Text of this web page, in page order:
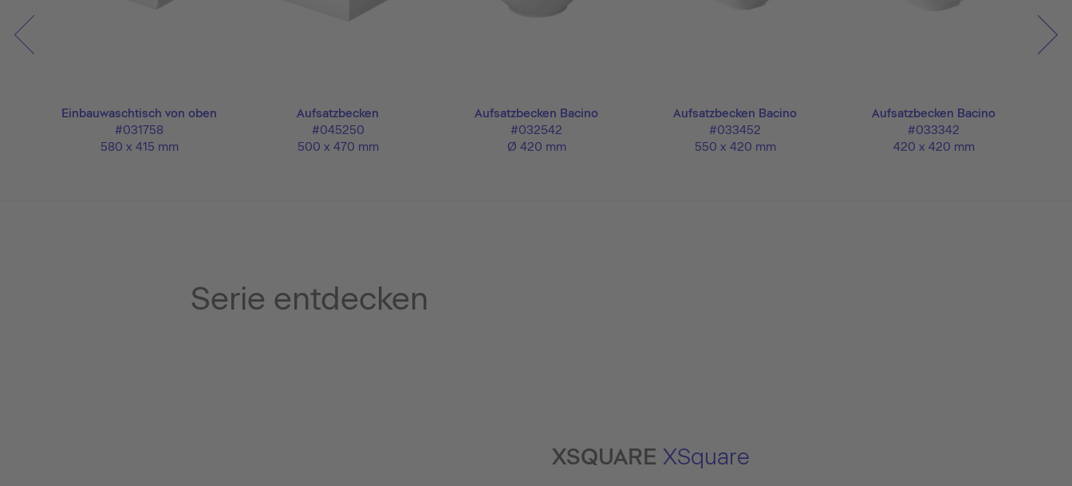
Einbauwaschtisch von oben
#031758
580 x 415 mm
Aufsatzbecken
#045250
500 x 470 mm
Aufsatzbecken Bacino
#032542
Ø 420 mm
Aufsatzbecken Bacino
#033452
550 x 420 mm
Aufsatzbecken Bacino
#033342
420 x 420 mm
Serie entdecken
XSQUARE XSquare